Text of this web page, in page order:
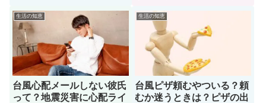
方法で彼女の不安を和らいである
のもオススメ。ここでは台風に怯
えて不安な彼女への対応について
紹介しています。また台風の日に
デートの約束をしていたときに対
処方法についても紹介しています
る会社をおかしい感じる会社員は
多い。では実際に台風出勤（出
社）させる会社はおかしいのか？
色々な人に意見を聞いてみまし
た。また台風の日に電車が止まっ
た場合の出社についても紹介しま
生活の知恵
台風心配メールしない彼氏
って？地震災害に心配ライ
生活の知恵
台風ピザ頼むやついる？頼
むか迷うときは？ピザの出